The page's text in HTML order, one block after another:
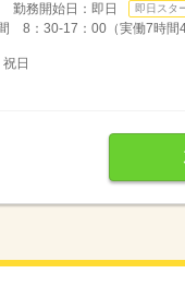
務開始日：即日 即日スタ
間 8：30-17：00（実働
日